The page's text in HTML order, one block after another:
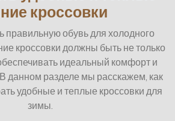
кроссовки
правильную обувь для холодного
кроссовки должны быть не только
идеальный комфорт и
данном разделе мы расскажем, как
удобные и теплые кроссовки для
зимы.